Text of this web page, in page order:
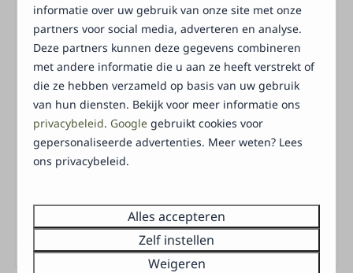
Douche
Wastafel
Buiten
Overdekt terras
Parkeerplaats naast de accommodatie (1 auto)
Terras
Tuinset
tijdens het verblijf. Wanneer de accommodatie na
het uitchecken in goede staat wordt achtergelaten,
wordt de volledige borg uiteraard terugbetaald.
Energielabel:
informatie over uw gebruik van onze site met onze
partners voor social media, adverteren en analyse.
Deze partners kunnen deze gegevens combineren
met andere informatie die u aan ze heeft verstrekt of
die ze hebben verzameld op basis van uw gebruik
van hun diensten. Bekijk voor meer informatie ons
privacybeleid. Google gebruikt cookies voor
gepersonaliseerde advertenties. Meer weten? Lees
ons privacybeleid.
Alles accepteren
Zelf instellen
Weigeren